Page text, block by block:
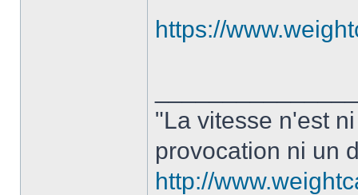
https://
"La vitesse n'est
provocation ni un
http://